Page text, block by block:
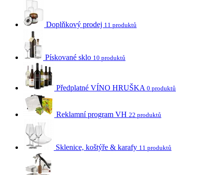
Doplňkový prodej 11 produktů
Pískované sklo 10 produktů
Předplatné VÍNO HRUŠKA 0 produktů
Reklamní program VH 22 produktů
Sklenice, koštýře & karafy 11 produktů